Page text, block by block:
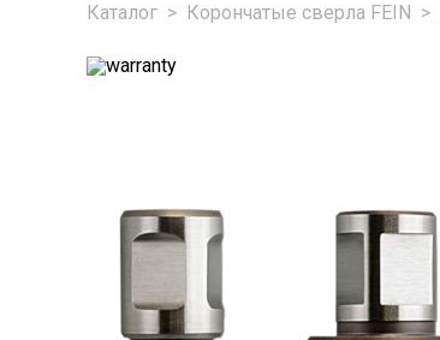
Каталог > Корончатые сверла FEIN >